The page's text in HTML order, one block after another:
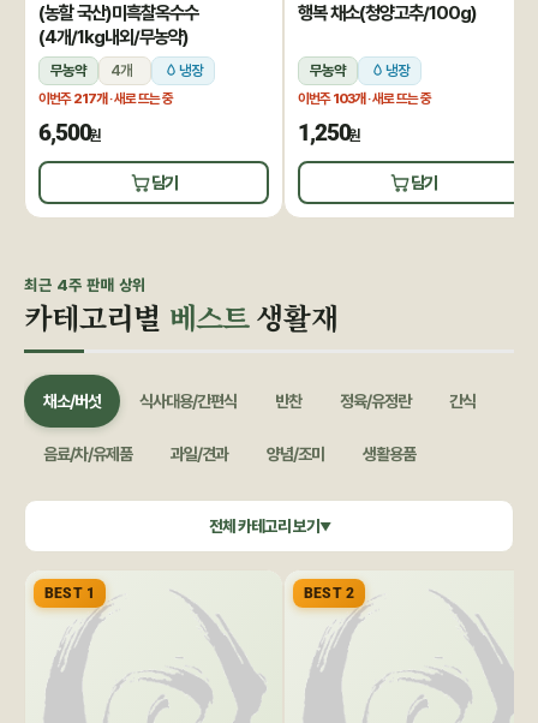
(농할 국산)미흑찰옥수수
(4개/1kg내외/무농약)
무농약 4개 냉장
이번주217개 · 새로 뜨는 중
6,500원
담기
행복 채소(청양고추/100g)
무농약 냉장
이번주103개 · 새로 뜨는 중
1,250원
담기
최근 4주 판매 상위
카테고리별 베스트생활재
채소/버섯 식사대용/간편식 반찬 정육/유정란 간식
음료/차/유제품 과일/견과 양념/조미 생활용품
쌀/잡곡 수산/건어물 공정무역(민중교역) 건강식품/꿀
전체 카테고리 보기▼
BEST 1 BEST 2